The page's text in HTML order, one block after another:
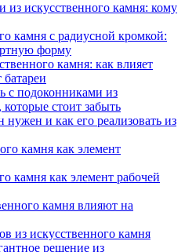
искусственного камня: кому
камня с радиусной кромкой:
форму
камня: как влияет
батареи
с подоконниками из
стоит забыть
и как его реализовать из
камня как элемент
камня как элемент рабочей
камня влияют на
из искусственного камня
решение из